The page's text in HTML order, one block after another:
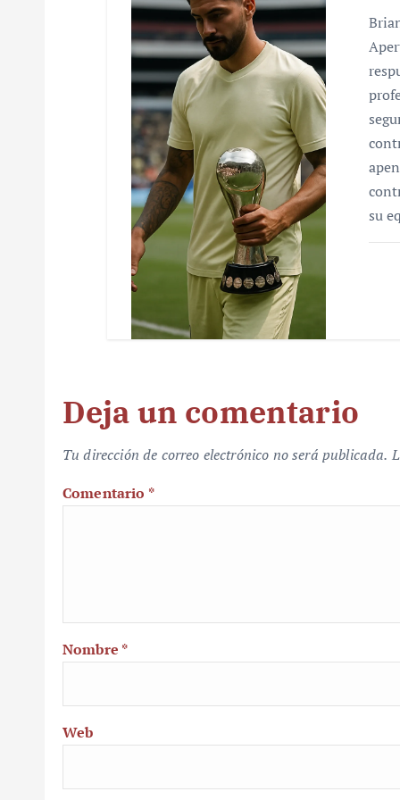
su
Deja un comentario
Tu dirección de correo electrónico no será publicada.
Comentario *
Nombre *
Web